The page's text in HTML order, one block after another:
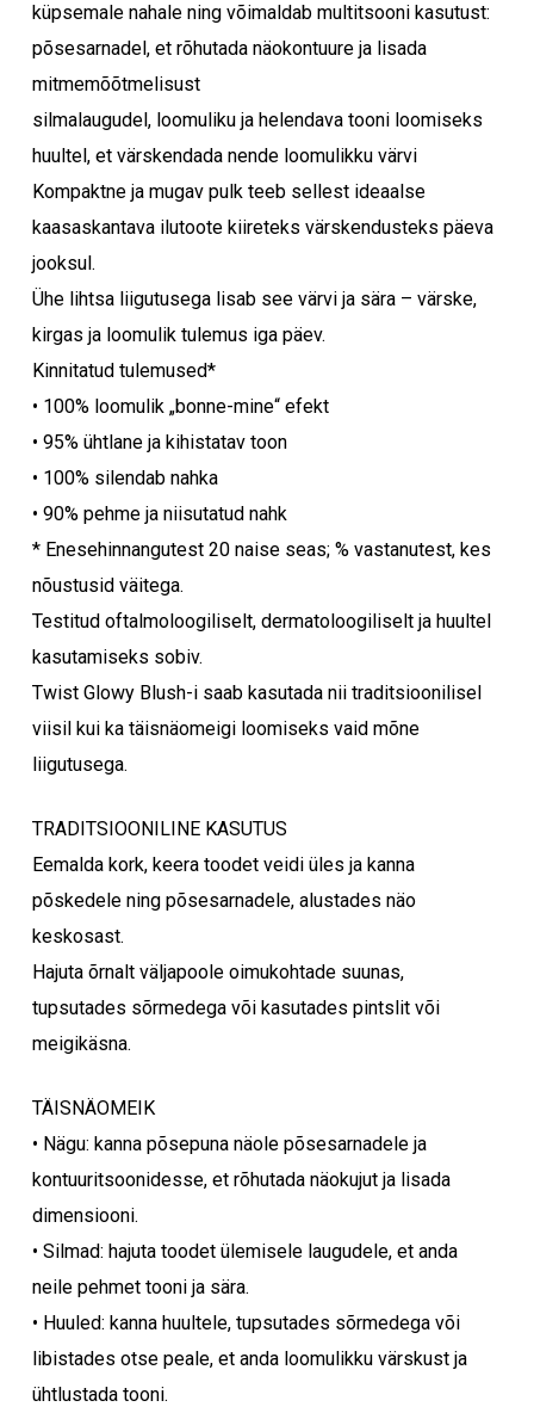
küpsemale nahale ning võimaldab multitsooni kasutust:
põsesarnadel, et rõhutada näokontuure ja lisada
mitmemõõtmelisust
silmalaugudel, loomuliku ja helendava tooni loomiseks
huultel, et värskendada nende loomulikku värvi
Kompaktne ja mugav pulk teeb sellest ideaalse
kaasaskantava ilutoote kiireteks värskendusteks päeva
jooksul.
Ühe lihtsa liigutusega lisab see värvi ja sära – värske,
kirgas ja loomulik tulemus iga päev.
Kinnitatud tulemused*
• 100% loomulik „bonne-mine“ efekt
• 95% ühtlane ja kihistatav toon
• 100% silendab nahka
• 90% pehme ja niisutatud nahk
* Enesehinnangutest 20 naise seas; % vastanutest, kes
nõustusid väitega.
Testitud oftalmoloogiliselt, dermatoloogiliselt ja huultel
kasutamiseks sobiv.
Twist Glowy Blush-i saab kasutada nii traditsioonilisel
viisil kui ka täisnäomeigi loomiseks vaid mõne
liigutusega.
TRADITSIOONILINE KASUTUS
Eemalda kork, keera toodet veidi üles ja kanna
põskedele ning põsesarnadele, alustades näo
keskosast.
Hajuta õrnalt väljapoole oimukohtade suunas,
tupsutades sõrmedega või kasutades pintslit või
meigikäsna.
TÄISNÄOMEIK
• Nägu: kanna põsepuna näole põsesarnadele ja
kontuuritsoonidesse, et rõhutada näokujut ja lisada
dimensiooni.
• Silmad: hajuta toodet ülemisele laugudele, et anda
neile pehmet tooni ja sära.
• Huuled: kanna huultele, tupsutades sõrmedega või
libistades otse peale, et anda loomulikku värskust ja
ühtlustada tooni.